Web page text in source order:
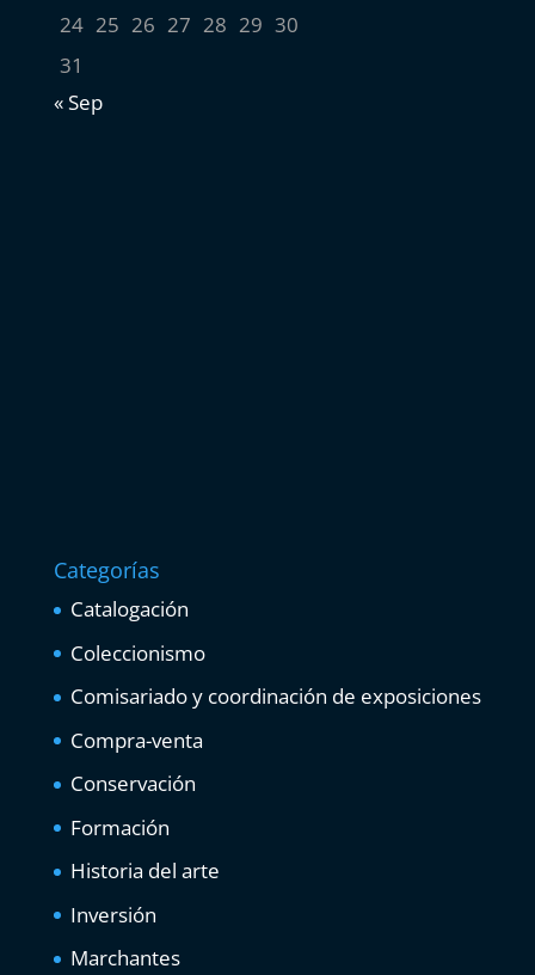
24 25 26 27 28 29 30
31
« Sep
Categorías
Catalogación
Coleccionismo
Comisariado y coordinación de exposiciones
Compra-venta
Conservación
Formación
Historia del arte
Inversión
Marchantes